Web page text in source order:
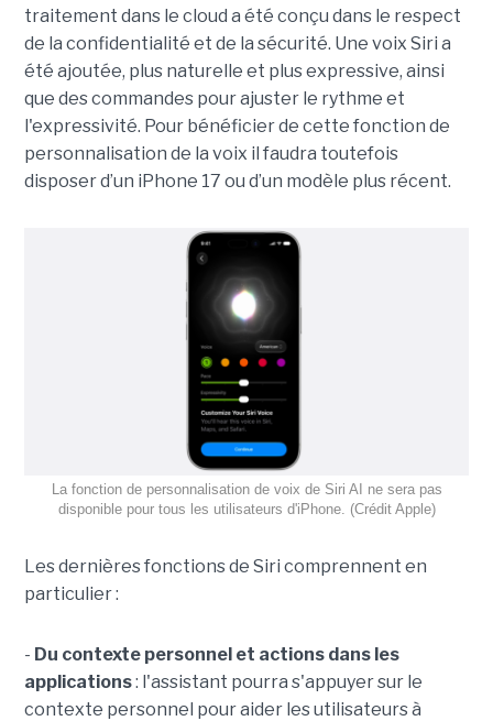
traitement dans le cloud a été conçu dans le respect
de la confidentialité et de la sécurité. Une voix Siri a
été ajoutée, plus naturelle et plus expressive, ainsi
que des commandes pour ajuster le rythme et
l'expressivité. Pour bénéficier de cette fonction de
personnalisation de la voix il faudra toutefois
disposer d’un iPhone 17 ou d’un modèle plus récent.
La fonction de personnalisation de voix de Siri AI ne sera pas
disponible pour tous les utilisateurs d'iPhone. (Crédit Apple)
Les dernières fonctions de Siri comprennent en
particulier :
- Du contexte personnel et actions dans les
applications: l'assistant pourra s'appuyer sur le
contexte personnel pour aider les utilisateurs à